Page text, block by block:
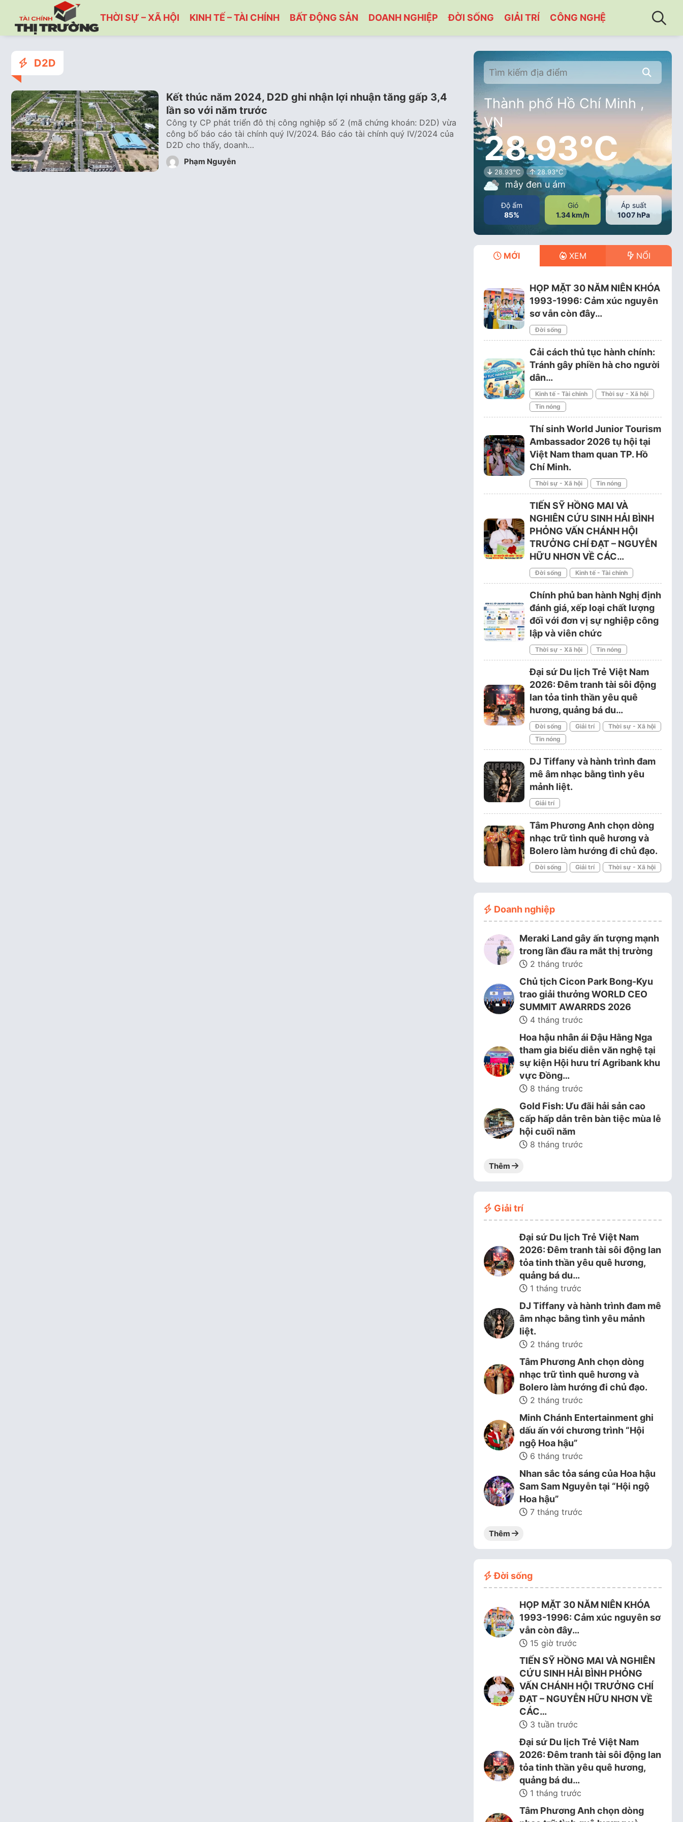
THỜI SỰ – XÃ HỘI KINH TẾ – TÀI CHÍNH BẤT ĐỘNG SẢN DOANH NGHIỆP ĐỜI SỐNG GIẢI TRÍ CÔNG NGHỆ
D2D
Kết thúc năm 2024, D2D ghi nhận lợi nhuận tăng gấp 3,4
lần so với năm trước
Công ty CP phát triển đô thị công nghiệp số 2 (mã chứng khoán: D2D) vừa
công bố báo cáo tài chính quý IV/2024. Báo cáo tài chính quý IV/2024 của
D2D cho thấy, doanh…
Phạm Nguyễn
Thành phố Hồ Chí Minh ,
VN
28.93°C
28.93°C 28.93°C
mây đen u ám
Độ ẩm
85%
Gió
1.34 km/h
Áp suất
1007 hPa
MỚI XEM NỔI
HỌP MẶT 30 NĂM NIÊN KHÓA
1993-1996: Cảm xúc nguyên
sơ vẫn còn đây…
Đời sống
Cải cách thủ tục hành chính:
Tránh gây phiền hà cho người
dân…
Kinh tế - Tài chính
Thời sự - Xã hội
Tin nóng
Thí sinh World Junior Tourism
Ambassador 2026 tụ hội tại
Việt Nam tham quan TP. Hồ
Chí Minh.
Thời sự - Xã hội Tin nóng
TIẾN SỸ HỒNG MAI VÀ
NGHIÊN CỨU SINH HẢI BÌNH
PHỎNG VẤN CHÁNH HỘI
TRƯỞNG CHÍ ĐẠT – NGUYỄN
HỮU NHƠN VỀ CÁC…
Đời sống Kinh tế - Tài chính
Chính phủ ban hành Nghị định
đánh giá, xếp loại chất lượng
đối với đơn vị sự nghiệp công
lập và viên chức
Thời sự - Xã hội Tin nóng
Đại sứ Du lịch Trẻ Việt Nam
2026: Đêm tranh tài sôi động
lan tỏa tinh thần yêu quê
hương, quảng bá du…
Đời sống Giải trí
Thời sự - Xã hội
Tin nóng
DJ Tiffany và hành trình đam
mê âm nhạc bằng tình yêu
mảnh liệt.
Giải trí
Tâm Phương Anh chọn dòng
nhạc trữ tình quê hương và
Bolero làm hướng đi chủ đạo.
Đời sống Giải trí Thời sự - Xã hội
Doanh nghiệp
Meraki Land gây ấn tượng mạnh
trong lần đầu ra mắt thị trường
2 tháng trước
Chủ tịch Cicon Park Bong-Kyu
trao giải thưởng WORLD CEO
SUMMIT AWARRDS 2026
4 tháng trước
Hoa hậu nhân ái Đậu Hằng Nga
tham gia biểu diễn văn nghệ tại
sự kiện Hội hưu trí Agribank khu
vực Đồng…
8 tháng trước
Gold Fish: Ưu đãi hải sản cao
cấp hấp dẫn trên bàn tiệc mùa lễ
hội cuối năm
8 tháng trước
Thêm
Giải trí
Đại sứ Du lịch Trẻ Việt Nam
2026: Đêm tranh tài sôi động lan
tỏa tinh thần yêu quê hương,
quảng bá du…
1 tháng trước
DJ Tiffany và hành trình đam mê
âm nhạc bằng tình yêu mảnh
liệt.
2 tháng trước
Tâm Phương Anh chọn dòng
nhạc trữ tình quê hương và
Bolero làm hướng đi chủ đạo.
2 tháng trước
Minh Chánh Entertainment ghi
dấu ấn với chương trình “Hội
ngộ Hoa hậu”
6 tháng trước
Nhan sắc tỏa sáng của Hoa hậu
Sam Sam Nguyễn tại “Hội ngộ
Hoa hậu”
7 tháng trước
Thêm
Đời sống
HỌP MẶT 30 NĂM NIÊN KHÓA
1993-1996: Cảm xúc nguyên sơ
vẫn còn đây…
15 giờ trước
TIẾN SỸ HỒNG MAI VÀ NGHIÊN
CỨU SINH HẢI BÌNH PHỎNG
VẤN CHÁNH HỘI TRƯỞNG CHÍ
ĐẠT – NGUYỄN HỮU NHƠN VỀ
CÁC…
3 tuần trước
Đại sứ Du lịch Trẻ Việt Nam
2026: Đêm tranh tài sôi động lan
tỏa tinh thần yêu quê hương,
quảng bá du…
1 tháng trước
Tâm Phương Anh chọn dòng